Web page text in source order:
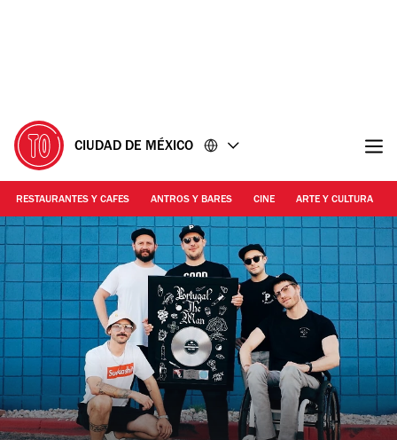
CIUDAD DE MÉXICO
RESTAURANTES Y CAFES ANTROS Y BARES CINE ARTE Y CULTURA